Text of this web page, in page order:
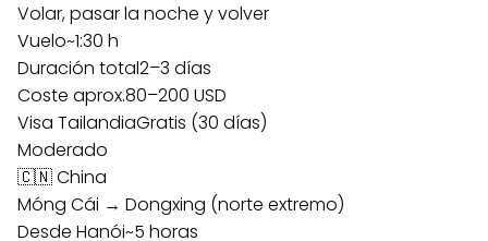
Volar, pasar la noche y volver
Vuelo~1:30 h
Duración total2–3 días
Coste aprox.80–200 USD
Visa TailandiaGratis (30 días)
Moderado
🇨🇳 China
Móng Cái → Dongxing (norte extremo)
Desde Hanói~5 horas